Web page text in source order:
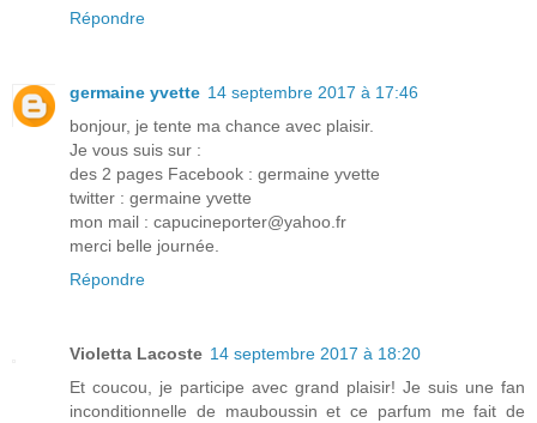
Répondre
germaine yvette 14 septembre 2017 à 17:46
bonjour, je tente ma chance avec plaisir.
Je vous suis sur :
des 2 pages Facebook : germaine yvette
twitter : germaine yvette
mon mail : capucineporter@yahoo.fr
merci belle journée.
Répondre
Violetta Lacoste 14 septembre 2017 à 18:20
Et coucou, je participe avec grand plaisir! Je suis une fan
inconditionnelle de mauboussin et ce parfum me fait de